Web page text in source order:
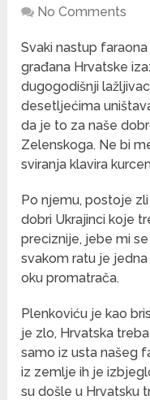
No Comments
Svaki nastup
građana Hrvatske
dugogodišnji
desetljećima
da je to za naše
Zelenskoga. Ne bi
sviranja klavira
Po njemu, postoje zli
dobri Ukrajinci koje
preciznije, jebe mi se
svakom ratu je
oku promatrača.
Plenkoviću je kao
je zlo, Hrvatska
samo iz usta našeg
iz zemlje ih je
su došle u Hrvatsku